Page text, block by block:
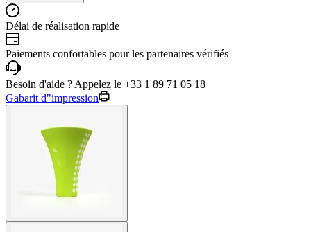
Délai de réalisation rapide
Paiements confortables pour les partenaires vérifiés
Besoin d'aide ? Appelez le +33 1 89 71 05 18
Gabarit d"impression